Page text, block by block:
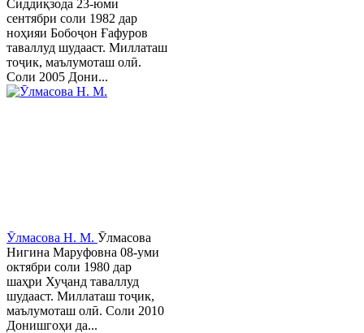
Сиддиқзода 23-юми
сентябри соли 1982 дар
ноҳияи Бобоҷон Ғафуров
таваллуд шудааст. Миллаташ
тоҷик, маълумоташ олӣ.
Соли 2005 Дони...
Ӯлмасова Н. М. Ӯлмасова
Нигина Маруфовна 08-уми
октябри соли 1980 дар
шаҳри Хуҷанд таваллуд
шудааст. Миллаташ тоҷик,
маълумоташ олӣ. Соли 2010
Донишгоҳи да...